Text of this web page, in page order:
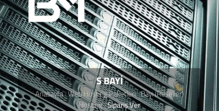
S BAYİ
Anasayfa Web Hosting Paketleri Bayi (Reseller)
Hosting Sipariş Ver